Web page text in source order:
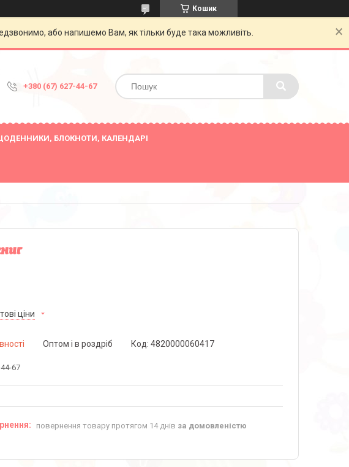
Кошик
або напишемо Вам, як тільки буде така можливіть.
+380 (67) 627-44-67
БЛОКНОТИ, КАЛЕНДАРІ
ціни
Оптом і в роздріб Код: 4820000060417
67
повернення товару протягом 14 днів за домовленістю